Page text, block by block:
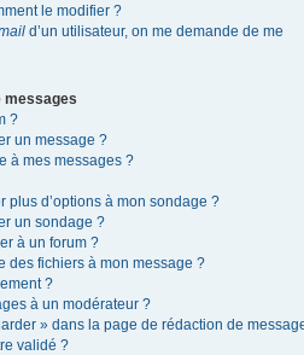
le modifier ?
d’un utilisateur, on me demande de me
messages
?
un message ?
à mes messages ?
plus d’options à mon sondage ?
un sondage ?
à un forum ?
des fichiers à mon message ?
?
à un modérateur ?
» dans la page de rédaction de
validé ?